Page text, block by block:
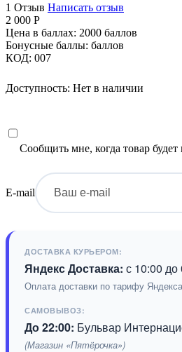
1 Отзыв Написать отзыв
2 000 Р
Цена в баллах: 2000 баллов
Бонусные баллы: баллов
КОД: 007
Доступность: Нет в наличии
Сообщить мне, когда товар
E-mail
ДОСТАВКА КУРЬЕРОМ:
Яндекс Доставка: с 10:00 до
Оплата доставки по тарифу Яндекса
САМОВЫВОЗ:
До 22:00: Бульвар
(Магазин «Пятёрочка»)